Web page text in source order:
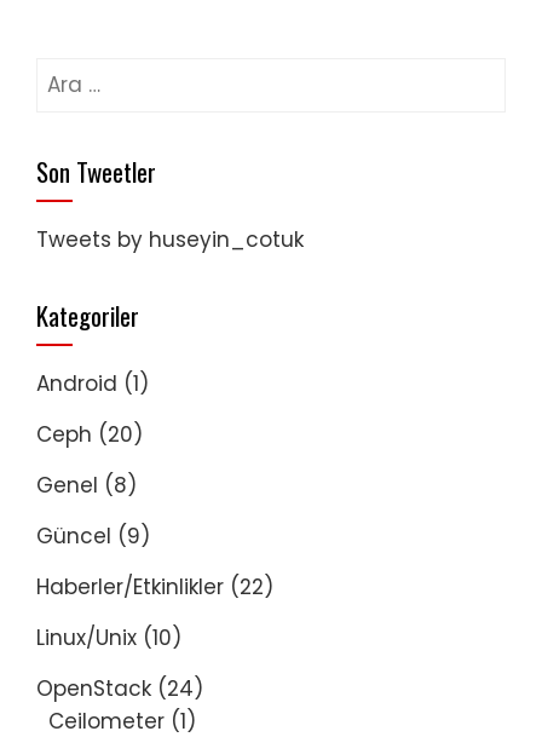
Arama:
Son Tweetler
Tweets by huseyin_cotuk
Kategoriler
Android (1)
Ceph (20)
Genel (8)
Güncel (9)
Haberler/Etkinlikler (22)
Linux/Unix (10)
OpenStack (24)
Ceilometer (1)